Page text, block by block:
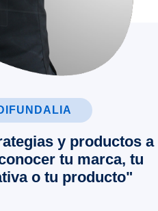
y productos a
tu marca, tu
o tu producto"